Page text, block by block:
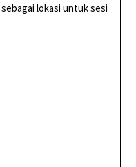
lokasi untuk sesi